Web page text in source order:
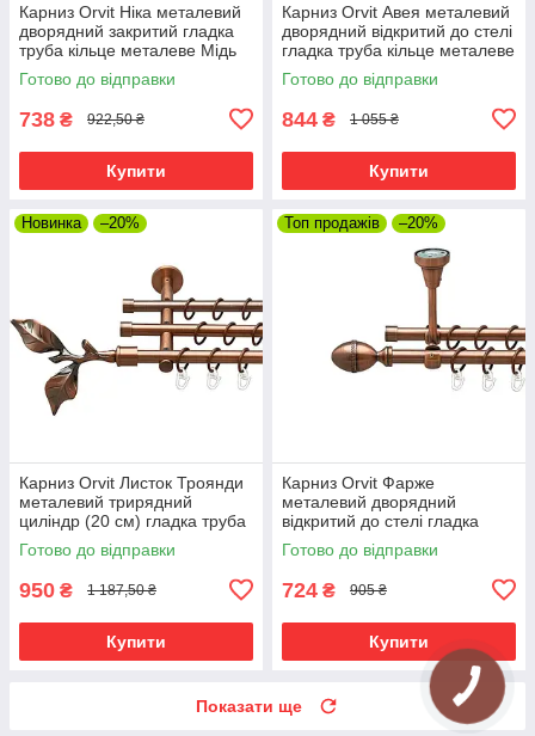
Карниз Orvit Ніка металевий
дворядний закритий гладка
труба кільце металеве Мідь
16\16 мм 120 см (00-
00019915)
Готово до відправки
738 ₴ 922,50 ₴
Купити
Карниз Orvit Авея металевий
дворядний відкритий до стелі
гладка труба кільце металеве
Мідь 16\16 мм 120 см (00-
00020021)
Готово до відправки
844 ₴ 1 055 ₴
Купити
Новинка –20%
Карниз Orvit Листок Троянди
металевий трирядний
циліндр (20 см) гладка труба
кільце металеве Мідь
16\16\16 мм 120 см (00-
Готово до відправки
950 ₴ 1 187,50 ₴
Купити
Топ продажів –20%
Карниз Orvit Фарже
металевий дворядний
відкритий до стелі гладка
труба кільце металеве Мідь
16\16 мм 120 см (00-
Готово до відправки
724 ₴ 905 ₴
Купити
Показати ще